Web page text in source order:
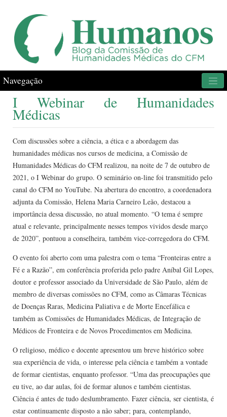
Navegação
I Webinar de Humanidades
Médicas
Com discussões sobre a ciência, a ética e a abordagem das
humanidades médicas nos cursos de medicina, a Comissão de
Humanidades Médicas do CFM realizou, na noite de 7 de outubro de
2021, o I Webinar do grupo. O seminário on-line foi transmitido pelo
canal do CFM no YouTube. Na abertura do encontro, a coordenadora
adjunta da Comissão, Helena Maria Carneiro Leão, destacou a
importância dessa discussão, no atual momento. “O tema é sempre
atual e relevante, principalmente nesses tempos vividos desde março
de 2020”, pontuou a conselheira, também vice-corregedora do CFM.
O evento foi aberto com uma palestra com o tema “Fronteiras entre a
Fé e a Razão”, em conferência proferida pelo padre Aníbal Gil Lopes,
doutor e professor associado da Universidade de São Paulo, além de
membro de diversas comissões no CFM, como as Câmaras Técnicas
de Doenças Raras, Medicina Paliativa e de Morte Encefálica e
também as Comissões de Humanidades Médicas, de Integração de
Médicos de Fronteira e de Novos Procedimentos em Medicina.
O religioso, médico e docente apresentou um breve histórico sobre
sua experiência de vida, o interesse pela ciência e também a vontade
de formar cientistas, enquanto professor. “Uma das preocupações que
eu tive, ao dar aulas, foi de formar alunos e também cientistas.
Ciência é antes de tudo deslumbramento. Fazer ciência, ser cientista, é
estar continuamente disposto a não saber; para, contemplando,